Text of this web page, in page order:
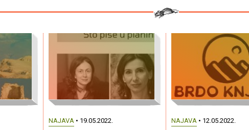
NAJAVA • 19.05.2022. NAJAVA • 12.05.2022.